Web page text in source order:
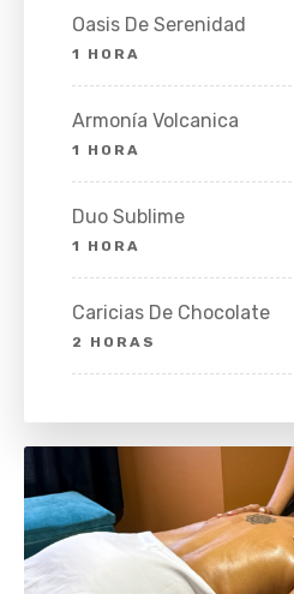
Oasis De Serenidad
1 HORA
Armonía Volcanica
1 HORA
Duo Sublime
1 HORA
Caricias De Chocolate
2 HORAS